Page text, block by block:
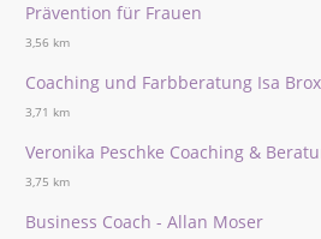
Prävention für Frauen
3,56 km
Coaching und Farbberatung Isa
3,71 km
Veronika Peschke Coaching &
3,75 km
Business Coach - Allan Moser